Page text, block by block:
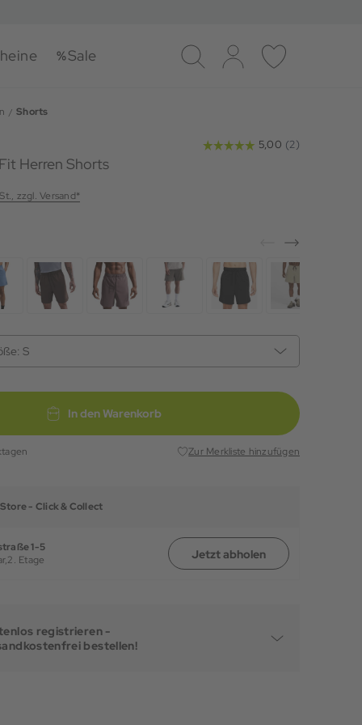
Sale
Suche Log-in Merkliste
Shorts
Herren Shorts
zzgl. Versand*
S
In den Warenkorb
Zur Merkliste hinzufügen
- Click & Collect
1-5
2. Etage Jetzt abholen
registrieren -
bestellen!